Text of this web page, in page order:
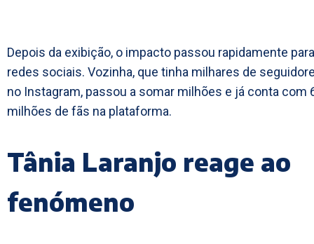
Depois da exibição, o impacto passou rapidamente
redes sociais. Vozinha, que tinha milhares de
no Instagram, passou a somar milhões e já conta com
milhões de fãs na plataforma.
Tânia Laranjo reage ao
fenómeno